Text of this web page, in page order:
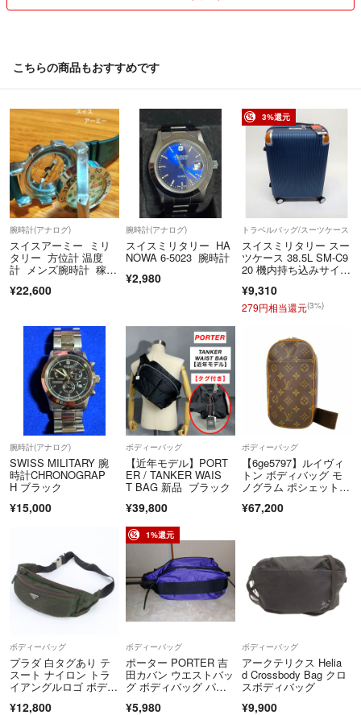
こちらの商品もおすすめです
腕時計(アナログ)
スイスアーミー ミリ
タリー 方位計 温度
計 メンズ腕時計 稼働
¥22,600
腕時計(アナログ)
スイスミリタリー HA
NOWA 6-5023 腕時計
¥2,980
3%還元
トラベルバッグ/スーツケース
スイスミリタリー スー
ツケース 38.5L SM-C9
20 機内持ち込みサイ
ク SWISS MILITAR
Y R2606-197
¥9,310
279円相当還元(3%)
腕時計(アナログ)
SWISS MILITARY 腕
時計CHRONOGRAP
H ブラック
¥15,000
ボディーバッグ
【近年モデル】PORT
ER / TANKER WAIS
T BAG 新品 ブラック
¥39,800
ボディーバッグ
【6ge5797】ルイヴィ
トン ボディバッグ モ
ノグラム ポシェットガ
ン【中古】メンズ
¥67,200
ボディーバッグ
プラダ 白タグあり テ
スート ナイロン トラ
イアングルロゴ ボディ
チ ショルダー トー
¥12,800
1%還元
ボディーバッグ
ポーター PORTER 吉
田カバン ウエストバッ
グ ボディバッグ パー
使用品に近い 美品 送
¥5,980
ボディーバッグ
アークテリクス Helia
d Crossbody Bag クロ
スボディバッグ
¥9,900